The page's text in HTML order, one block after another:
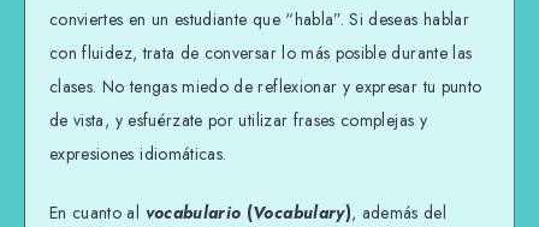
conviertes en un estudiante que “habla”. Si deseas hablar
con fluidez, trata de conversar lo más posible durante las
clases. No tengas miedo de reflexionar y expresar tu punto
de vista, y esfuérzate por utilizar frases complejas y
expresiones idiomáticas.
En cuanto al vocabulario (Vocabulary), además del